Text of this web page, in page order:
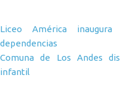
Navegación
Liceo América inaugura
dependencias
Comuna de Los Andes
infantil